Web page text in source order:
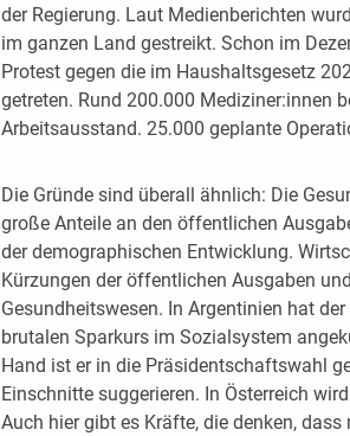
der Regierung. Laut Medienberichten
im ganzen Land gestreikt. Schon im
Protest gegen die im Haushaltsgesetz
getreten. Rund 200.000 Mediziner:innen
Arbeitsausstand. 25.000 geplante
Die Gründe sind überall ähnlich: Die
große Anteile an den öffentlichen
der demographischen Entwicklung.
Kürzungen der öffentlichen Ausgaben
Gesundheitswesen. In Argentinien hat
brutalen Sparkurs im Sozialsystem
Hand ist er in die Präsidentschaftswahl
Einschnitte suggerieren. In Österreich
Auch hier gibt es Kräfte, die denken,